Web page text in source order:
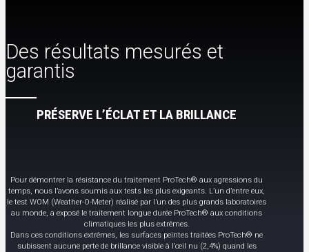
Des résultats mesurés et
garantis
PRÉSERVE L’ÉCLAT ET LA BRILLANCE
Pour démontrer la résistance du traitement ProTech® aux agressions du
temps, nous l’avons soumis aux tests les plus exigeants. L’un d’entre eux,
le test WOM (Weather-O-Meter) réalisé par l’un des plus grands laboratoires
au monde, a exposé le traitement longue durée ProTech® aux conditions
climatiques les plus extrêmes.
Dans ces conditions extrêmes, les surfaces peintes traitées ProTech® ne
subissent aucune perte de brillance visible à l’œil nu (2,4%) quand les